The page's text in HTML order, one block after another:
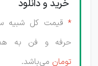
خرید و دانلود
* قیمت کل
حرفه و فن به
تومان می‌باشد.